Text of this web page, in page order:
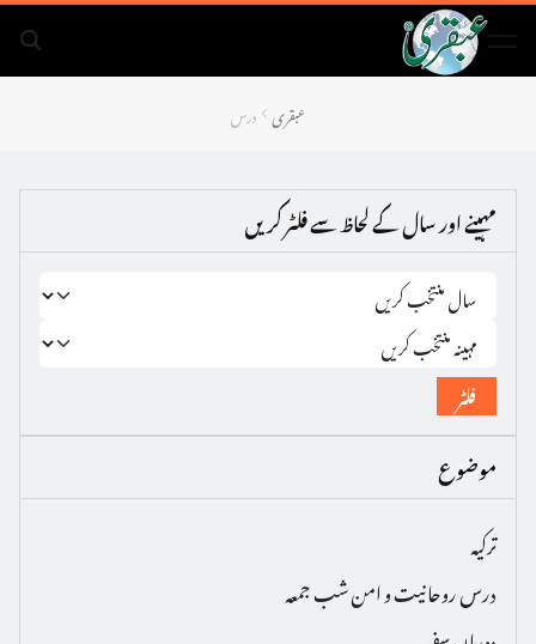
عبقری درس
مہینے اور سال کے لحاظ سے فلٹر کریں
فلٹر
موضوع
ترکیہ
درس روحانیت و امن شب جمعہ